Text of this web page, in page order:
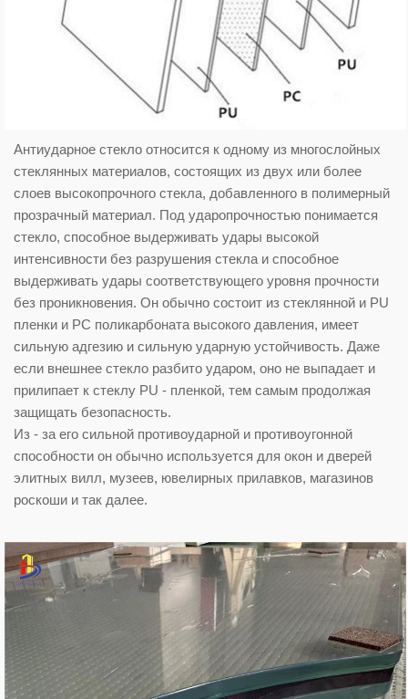
Антиударное стекло относится к одному из многослойных
стеклянных материалов, состоящих из двух или более
слоев высокопрочного стекла, добавленного в полимерный
прозрачный материал. Под ударопрочностью понимается
стекло, способное выдерживать удары высокой
интенсивности без разрушения стекла и способное
выдерживать удары соответствующего уровня прочности
без проникновения. Он обычно состоит из стеклянной и PU
пленки и PC поликарбоната высокого давления, имеет
сильную адгезию и сильную ударную устойчивость. Даже
если внешнее стекло разбито ударом, оно не выпадает и
прилипает к стеклу PU - пленкой, тем самым продолжая
защищать безопасность.
Из - за его сильной противоударной и противоугонной
способности он обычно используется для окон и дверей
элитных вилл, музеев, ювелирных прилавков, магазинов
роскоши и так далее.